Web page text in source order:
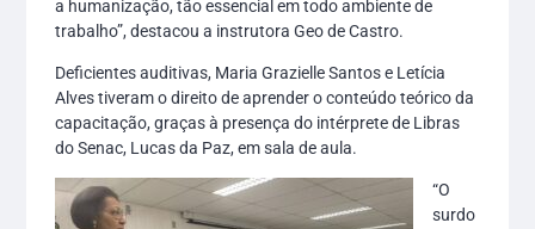
a humanização, tão essencial em todo ambiente de
trabalho”, destacou a instrutora Geo de Castro.
Deficientes auditivas, Maria Grazielle Santos e Letícia
Alves tiveram o direito de aprender o conteúdo teórico da
capacitação, graças à presença do intérprete de Libras
do Senac, Lucas da Paz, em sala de aula.
“O
surdo